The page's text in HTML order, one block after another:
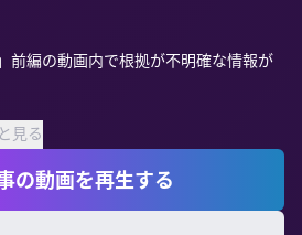
前編の動画内で根拠が不明確な情報が
見る
の動画を再生する